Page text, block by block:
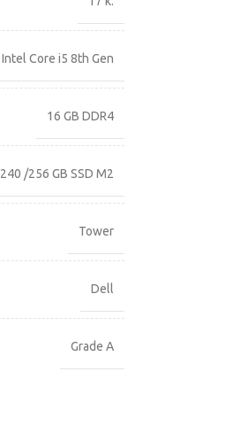
Intel Core i5 8th Gen
16 GB DDR4
240 /256 GB SSD M2
Tower
Dell
Grade A